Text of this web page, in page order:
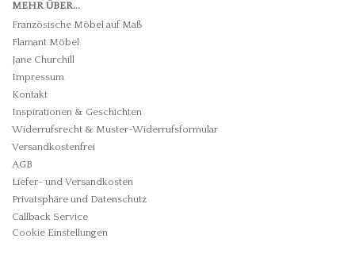
MEHR ÜBER...
Französische Möbel auf Maß
Flamant Möbel
Jane Churchill
Impressum
Kontakt
Inspirationen & Geschichten
Widerrufsrecht & Muster-Widerrufsformular
Versandkostenfrei
AGB
Liefer- und Versandkosten
Privatsphäre und Datenschutz
Callback Service
Cookie Einstellungen